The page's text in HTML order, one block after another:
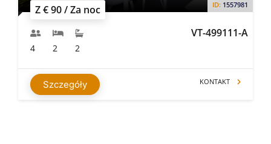
Z € 90 / Za noc ID: 1557981
VT-499111-A
4 2 2
Szczegóły KONTAKT